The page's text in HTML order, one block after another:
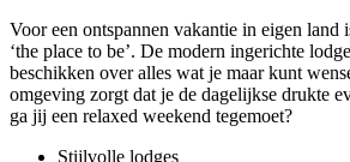
Voor een ontspannen vakantie in eigen
‘the place to be’. De modern ingerichte
beschikken over alles wat je maar kunt
omgeving zorgt dat je de dagelijkse drukte
ga jij een relaxed weekend tegemoet?
Stijlvolle lodges